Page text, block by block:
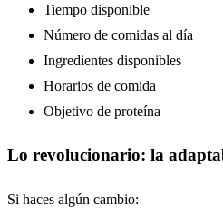
Tiempo disponible
Número de comidas al día
Ingredientes disponibles
Horarios de comida
Objetivo de proteína
Lo revolucionario: la
Si haces algún cambio: